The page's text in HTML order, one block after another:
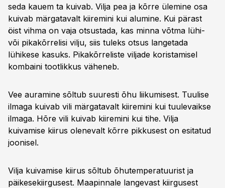
seda kauem ta kuivab. Vilja pea ja kõrre ülemine osa
kuivab märgatavalt kiiremini kui alumine. Kui pärast
öist vihma on vaja otsustada, kas minna võtma lühi-
või pikakõrrelisi vilju, siis tuleks otsus langetada
lühikese kasuks. Pikakõrreliste viljade koristamisel
kombaini tootlikkus väheneb.
Vee auramine sõltub suuresti õhu liikumisest. Tuulise
ilmaga kuivab vili märgatavalt kiiremini kui tuulevaikse
ilmaga. Hõre vili kuivab kiiremini kui tihe. Vilja
kuivamise kiirus olenevalt kõrre pikkusest on esitatud
joonisel.
Vilja kuivamise kiirus sõltub õhutemperatuurist ja
päikesekiirgusest. Maapinnale langevast kiirgusest